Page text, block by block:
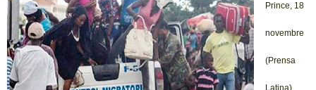
Prince, 18
novembre
(Prensa
Latina)